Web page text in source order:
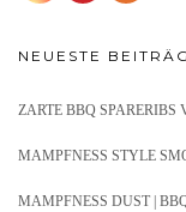
NEUESTE
ZARTE BBQ SPARERIBS
MAMPFNESS STYLE
MAMPFNESS DUST |